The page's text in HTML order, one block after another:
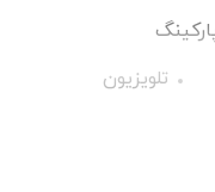
گرامی می
تلویزیون